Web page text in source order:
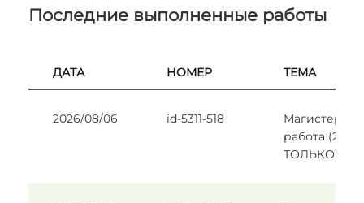
Последние выполненные работы
ДАТА НОМЕР ТЕМА
2026/08/06 id-5311-518
работа (2
ТОЛЬКО).